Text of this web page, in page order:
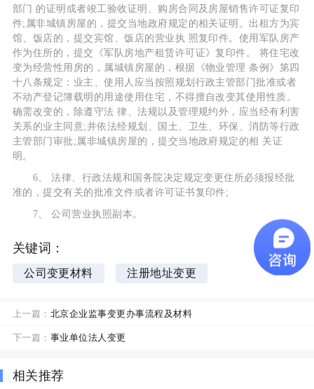
部门 的证明或者竣工验收证明、购房合同及房屋销售许可证复印
件;属非城镇房屋的，提交当地政府规定的相关证明。出租方为宾
馆、饭店的，提交宾馆、饭店的营业执 照复印件。使用军队房产
作为住所的，提交《军队房地产租赁许可证》复印件。 将住宅改
变为经营性用房的，属城镇房屋的，根据《物业管理 条例》第四
十八条规定：业主、使用人应当按照规划行政主管部门批准或者
不动产登记簿载明的用途使用住宅，不得擅自改变其使用性质。
确需改变的，除遵守法 律、法规以及管理规约外，应当经有利害
关系的业主同意;并依法经规划、国土、卫生、环保、消防等行政
主管部门审批;属非城镇房屋的，提交当地政府规定的相 关证
明。
6、 法律、行政法规和国务院决定规定变更住所必须报经批
准的，提交有关的批准文件或者许可证书复印件;
7、 公司营业执照副本。
关键词：
公司变更材料 注册地址变更
上一篇： 北京企业监事变更办事流程及材料
下一篇： 事业单位法人变更
相关推荐